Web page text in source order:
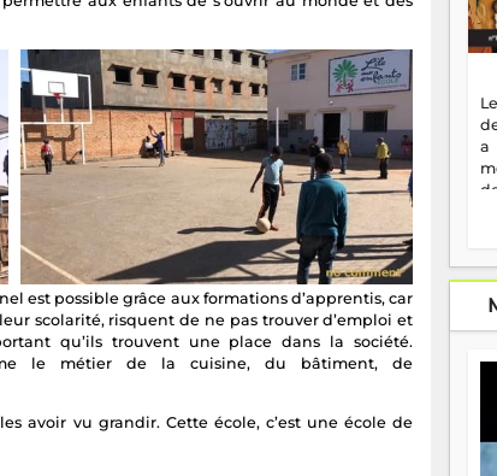
est possible grâce aux formations d’apprentis, car
scolarité, risquent de ne pas trouver d’emploi et
qu’ils trouvent une place dans la société.
le métier de la cuisine, du bâtiment, de
avoir vu grandir. Cette école, c’est une école de
a